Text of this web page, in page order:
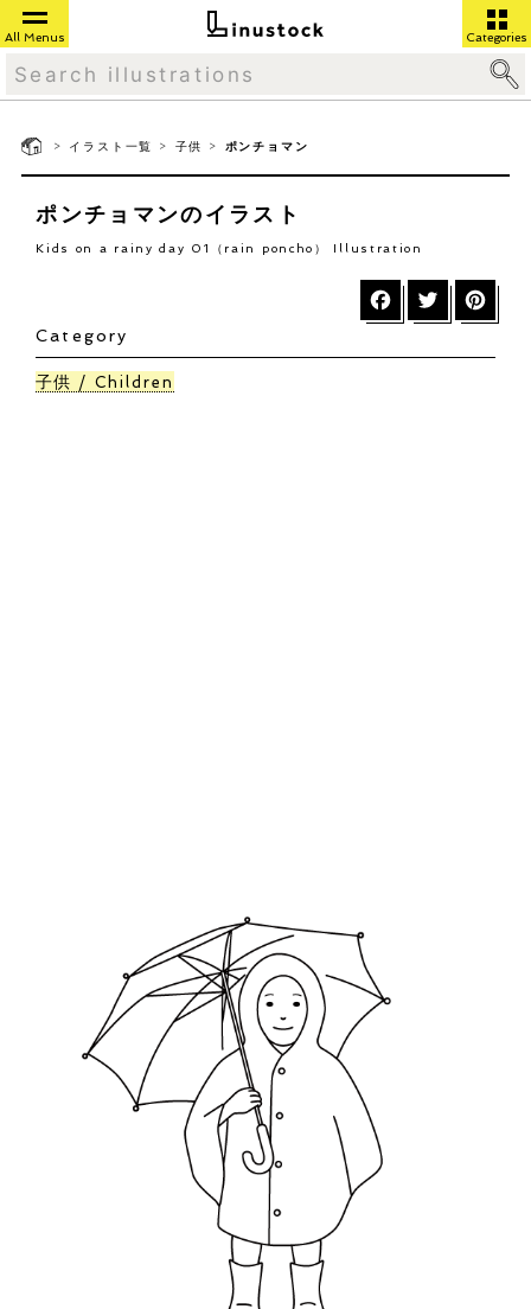
All Menus Categories
> イラスト一覧 > 子供 > ポンチョマン
ポンチョマンのイラスト
Kids on a rainy day 01（rain poncho） Illustration
Category
子供 Children